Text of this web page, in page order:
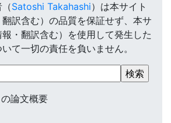
Satoshi Takahashi）は本サイト
翻訳含む）の品質を保証せず、本サ
・翻訳含む）を使用して発生した
て一切の責任を負いません。
論文概要